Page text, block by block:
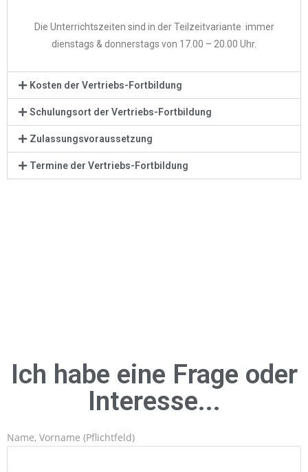
Die Unterrichtszeiten sind in der Teilzeitvariante immer
dienstags & donnerstags von 17.00 – 20.00 Uhr.
Kosten der Vertriebs-Fortbildung
Schulungsort der Vertriebs-Fortbildung
Zulassungsvoraussetzung
Termine der Vertriebs-Fortbildung
Ich habe eine Frage oder
Interesse...
Name, Vorname (Pflichtfeld)